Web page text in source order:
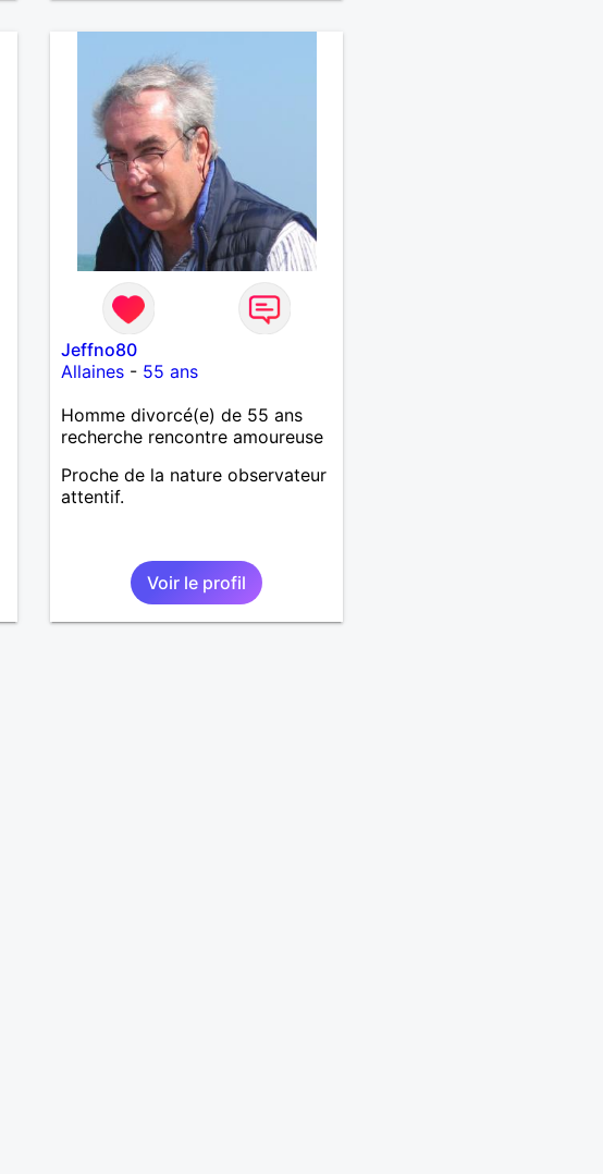
Jeffno80
Allaines - 55 ans
Homme divorcé(e) de 55 ans
recherche rencontre amoureuse
Proche de la nature observateur
attentif.
Voir le profil